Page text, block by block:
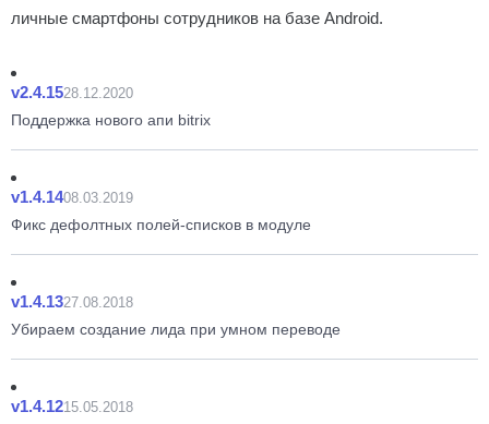
личные смартфоны сотрудников на базе Android.
v2.4.1528.12.2020
Поддержка нового апи bitrix
v1.4.1408.03.2019
Фикс дефолтных полей-списков в модуле
v1.4.1327.08.2018
Убираем создание лида при умном переводе
v1.4.1215.05.2018